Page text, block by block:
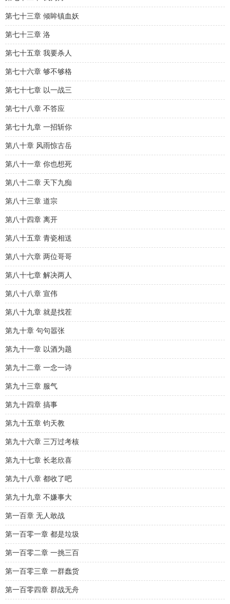
第七十三章 倾眸镇血妖
第七十三章 洛
第七十五章 我要杀人
第七十六章 够不够格
第七十七章 以一战三
第七十八章 不答应
第七十九章 一招斩你
第八十章 风雨惊古岳
第八十一章 你也想死
第八十二章 天下九痴
第八十三章 道宗
第八十四章 离开
第八十五章 青瓷相送
第八十六章 两位哥哥
第八十七章 解决两人
第八十八章 宣伟
第八十九章 就是找茬
第九十章 句句嚣张
第九十一章 以酒为题
第九十二章 一念一诗
第九十三章 服气
第九十四章 搞事
第九十五章 钧天教
第九十六章 三万过考核
第九十七章 长老欣喜
第九十八章 都收了吧
第九十九章 不嫌事大
第一百章 无人敢战
第一百零一章 都是垃圾
第一百零二章 一挑三百
第一百零三章 一群蠢货
第一百零四章 群战无舟